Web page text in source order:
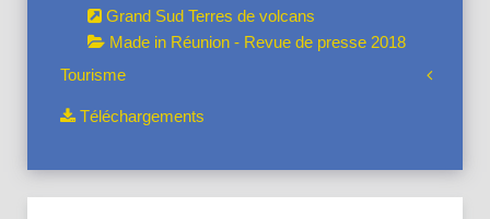
Grand Sud Terres de volcans
Made in Réunion - Revue de presse 2018
Tourisme
Téléchargements